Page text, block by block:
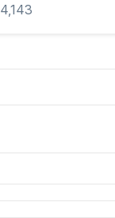
4,143